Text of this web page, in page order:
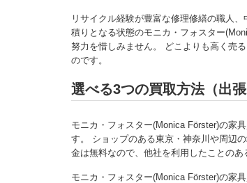
リサイクル経験が豊富な修理修繕の職人
積りとなる状態のモニカ・フォスター
努力を惜しみません。 どこよりも高く売
のです。
選べる3つの買取方法（出張
モニカ・フォスター(Monica Förster)の家具
す。 ショップのある東京・神奈川や周辺
金は無料なので、他社を利用したことのあ
モニカ・フォスター(Monica Förster)の家